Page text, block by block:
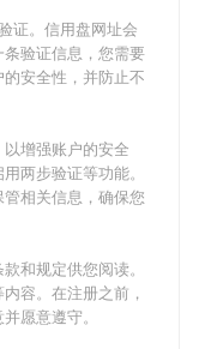
。 信用盘网址会
验证信息，您需要
安全性，并防止不
增强账户的安全
两步验证等功能。
相关信息，确保您
和规定供您阅读。
容。在注册之前，
愿意遵守。